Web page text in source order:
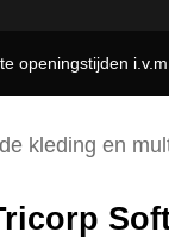
openingstijden
kleding en